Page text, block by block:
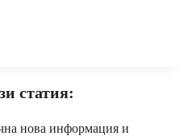
статия:
нова информация и